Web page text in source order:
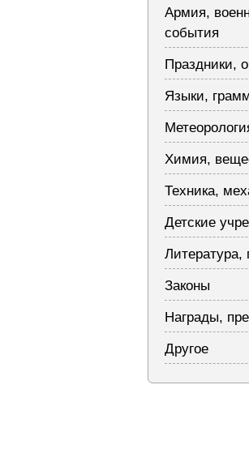
Армия,
события
Праздники,
Языки,
Химия,
Техника,
Детские
Литература,
Законы
Награды,
Другое